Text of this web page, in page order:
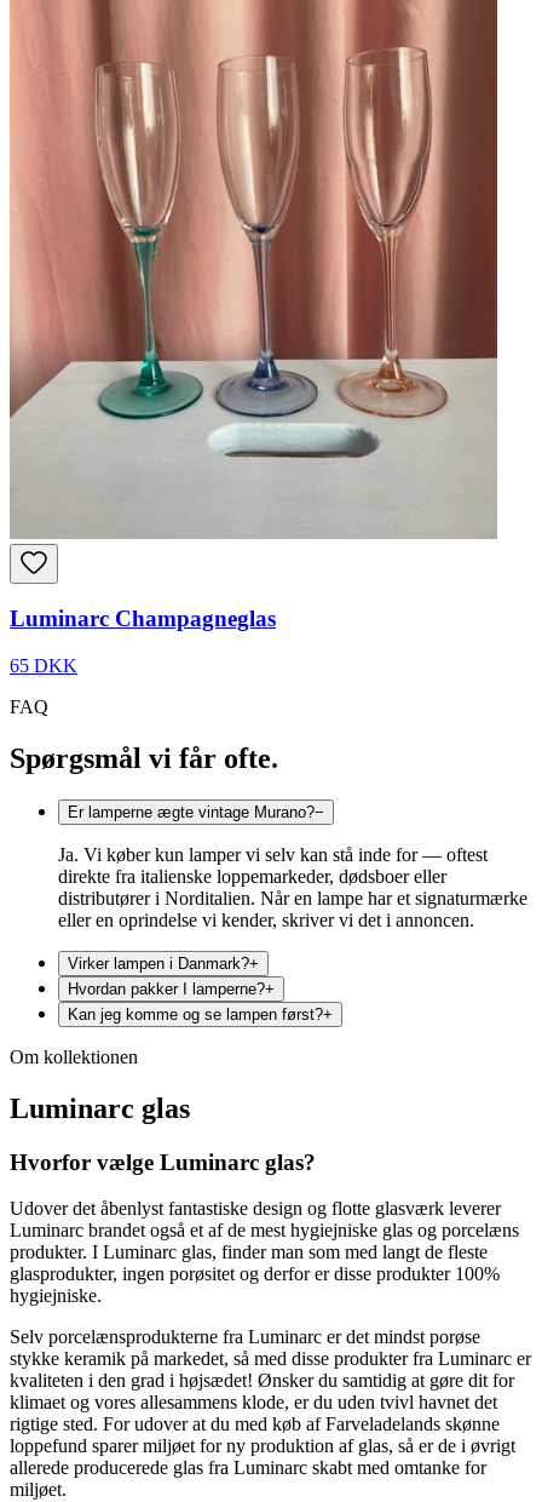
Luminarc Champagneglas
65 DKK
FAQ
Spørgsmål vi får ofte.
Er lamperne ægte vintage Murano?−
Ja. Vi køber kun lamper vi selv kan stå inde for — oftest
direkte fra italienske loppemarkeder, dødsboer eller
distributører i Norditalien. Når en lampe har et signaturmærke
eller en oprindelse vi kender, skriver vi det i annoncen.
Virker lampen i Danmark?+
Hvordan pakker I lamperne?+
Kan jeg komme og se lampen først?+
Om kollektionen
Luminarc glas
Hvorfor vælge Luminarc glas?
Udover det åbenlyst fantastiske design og flotte glasværk leverer
Luminarc brandet også et af de mest hygiejniske glas og porcelæns
produkter. I Luminarc glas, finder man som med langt de fleste
glasprodukter, ingen porøsitet og derfor er disse produkter 100%
hygiejniske.
Selv porcelænsprodukterne fra Luminarc er det mindst porøse
stykke keramik på markedet, så med disse produkter fra Luminarc er
kvaliteten i den grad i højsædet! Ønsker du samtidig at gøre dit for
klimaet og vores allesammens klode, er du uden tvivl havnet det
rigtige sted. For udover at du med køb af Farveladelands skønne
loppefund sparer miljøet for ny produktion af glas, så er de i øvrigt
allerede producerede glas fra Luminarc skabt med omtanke for
miljøet.